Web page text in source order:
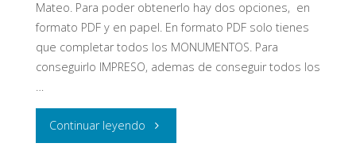
(ISS)"
Mateo. Para poder obtenerlo hay dos opciones, en
formato PDF y en papel. En formato PDF solo tienes
que completar todos los MONUMENTOS. Para
conseguirlo IMPRESO, ademas de conseguir todos los
…
Continuar leyendo "Fiestas